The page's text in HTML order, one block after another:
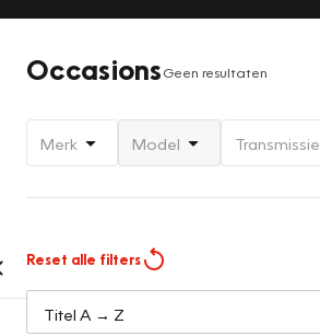
OccasionsGeen resultaten
Merk Model Transmissie
Reset alle filters